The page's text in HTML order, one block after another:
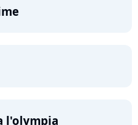
l'olympia